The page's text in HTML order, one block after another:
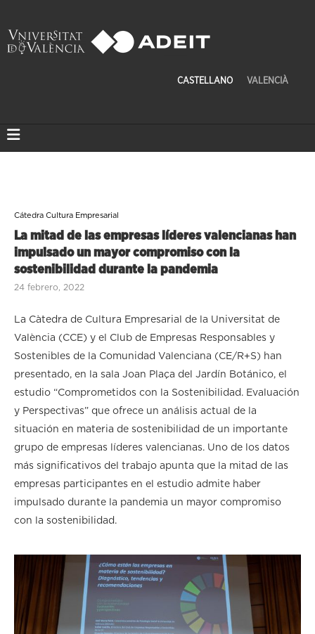
CASTELLANO VALENCIÀ
Cátedra Cultura Empresarial
La mitad de las empresas líderes valencianas han
impulsado un mayor compromiso con la
sostenibilidad durante la pandemia
24 febrero, 2022
La Càtedra de Cultura Empresarial de la Universitat de
València (CCE) y el Club de Empresas Responsables y
Sostenibles de la Comunidad Valenciana (CE/R+S) han
presentado, en la sala Joan Plaça del Jardín Botánico, el
estudio “Comprometidos con la Sostenibilidad. Evaluación
y Perspectivas” que ofrece un análisis actual de la
situación en materia de sostenibilidad de un importante
grupo de empresas líderes valencianas. Uno de los datos
más significativos del trabajo apunta que la mitad de las
empresas participantes en el estudio admite haber
impulsado durante la pandemia un mayor compromiso
con la sostenibilidad.